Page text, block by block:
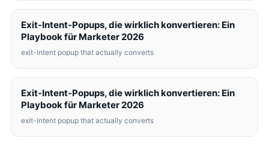
Exit-Intent-Popups, die wirklich konvertieren: Ein
Playbook für Marketer 2026
exit-intent popup that actually converts
Exit-Intent-Popups, die wirklich konvertieren: Ein
Playbook für Marketer 2026
exit-intent popup that actually converts